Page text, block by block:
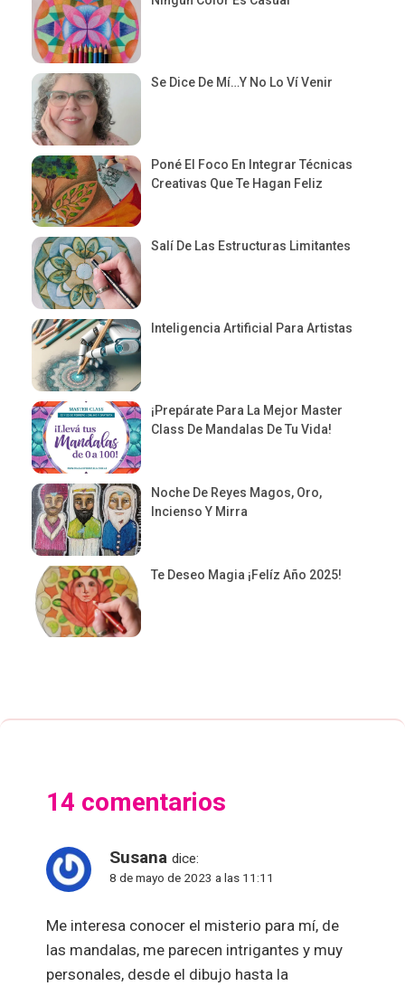
Se Dice De Mí…y No Lo Ví Venir
Poné El Foco En Integrar Técnicas
Creativas Que Te Hagan Feliz
Salí De Las Estructuras Limitantes
Inteligencia Artificial Para Artistas
¡Prepárate Para La Mejor Master
Class De Mandalas De Tu Vida!
Noche De Reyes Magos, Oro,
Incienso Y Mirra
Te Deseo Magia ¡Felíz Año 2025!
14 comentarios
Susana dice:
8 de mayo de 2023 a las 11:11
Me interesa conocer el misterio para mí, de
las mandalas, me parecen intrigantes y muy
personales, desde el dibujo hasta la